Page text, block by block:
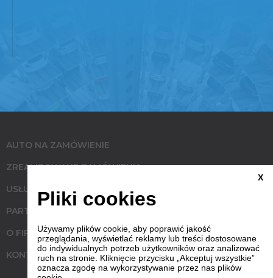
AUTO NA ZAMÓWIENIE
ZREALIZOWANE ZAMÓWIENIA
USŁUGI
PARTNERZY
O FIRMIE
KONTAKT
X
Pliki cookies
Używamy plików cookie, aby poprawić jakość
przeglądania, wyświetlać reklamy lub treści dostosowane
do indywidualnych potrzeb użytkowników oraz analizować
ruch na stronie. Kliknięcie przycisku „Akceptuj wszystkie”
oznacza zgodę na wykorzystywanie przez nas plików